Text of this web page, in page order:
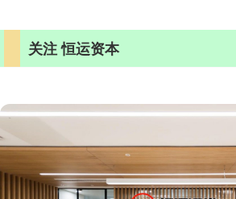
关注 恒运资本